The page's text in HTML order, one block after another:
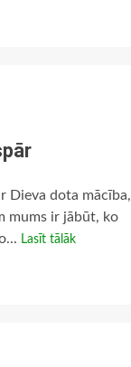
Dieva dota mācība,
mums ir jābūt, ko
Lasīt tālāk